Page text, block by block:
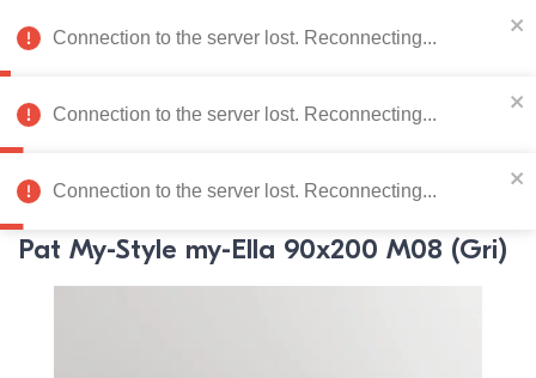
078 222 273 RU
Catalog de produse
0
Pagina principală Mobila dormitor Paturi Paturi
Pat My-Style my-Ella 90x200 M08 (Gri)
Connection to the server lost.
Connection to the server lost. Reconnecting...